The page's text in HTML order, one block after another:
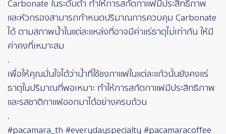
Carbonate ในระดับต่ำ ทำให้การสกัดกาแฟมีประสิทธิภาพ
และหัวกรองสามารถกำหนดปริมาณการควบคุม Carbonate
ได้ ตามสภาพน้ำในแต่ละแหล่งที่อาจมีค่าแร่ธาตุไม่เท่ากัน ให้มี
ค่าคงที่เหมาะสม
.
เพื่อให้คุณมั่นใจได้ว่าน้ำที่ใช้ชงกาแฟในแต่ละแก้วนั้นยังคงแร่
ธาตุในปริมาณที่พอเหมาะ ทำให้การสกัดกาแฟมีประสิทธิภาพ
และรสชาติกาแฟออกมาได้อย่างครบถ้วน
.
#pacamara_th #everydayspecialty #pacamaracoffee